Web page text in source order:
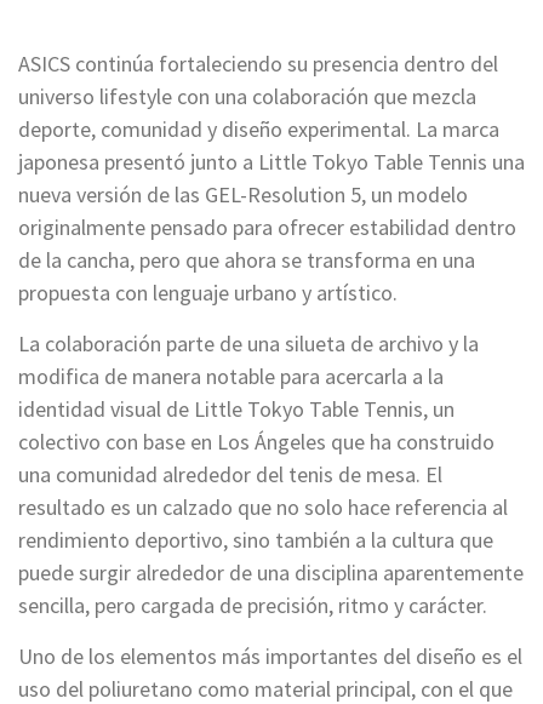
ASICS continúa fortaleciendo su presencia dentro del
universo lifestyle con una colaboración que mezcla
deporte, comunidad y diseño experimental. La marca
japonesa presentó junto a Little Tokyo Table Tennis una
nueva versión de las GEL-Resolution 5, un modelo
originalmente pensado para ofrecer estabilidad dentro
de la cancha, pero que ahora se transforma en una
propuesta con lenguaje urbano y artístico.
La colaboración parte de una silueta de archivo y la
modifica de manera notable para acercarla a la
identidad visual de Little Tokyo Table Tennis, un
colectivo con base en Los Ángeles que ha construido
una comunidad alrededor del tenis de mesa. El
resultado es un calzado que no solo hace referencia al
rendimiento deportivo, sino también a la cultura que
puede surgir alrededor de una disciplina aparentemente
sencilla, pero cargada de precisión, ritmo y carácter.
Uno de los elementos más importantes del diseño es el
uso del poliuretano como material principal, con el que